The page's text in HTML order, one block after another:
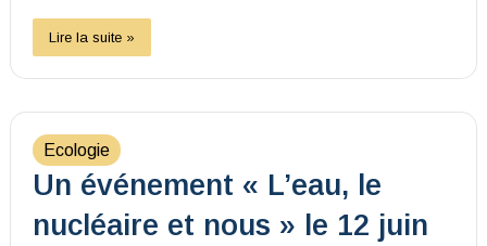
Lire la suite »
Ecologie
Un événement « L’eau, le
nucléaire et nous » le 12 juin